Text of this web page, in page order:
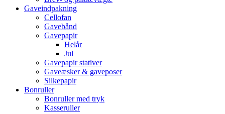
Gaveindpakning
Cellofan
Gavebånd
Gavepapir
Helår
Jul
Gavepapir stativer
Gaveæsker & gaveposer
Silkepapir
Bonruller
Bonruller med tryk
Kasseruller